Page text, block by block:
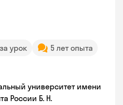
урок
5 лет опыта
университет имени
России Б. Н.